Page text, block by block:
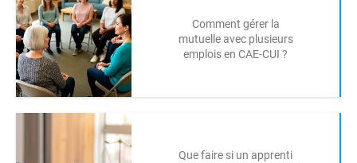
Comment gérer la
mutuelle avec plusieurs
emplois en CAE-CUI ?
Que faire si un apprenti